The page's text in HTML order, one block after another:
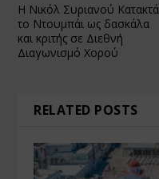
Η Νικόλ Συριανού Κατακτά
το Ντουμπάι ως δασκάλα
και κριτής σε Διεθνή
Διαγωνισμό Χορού
RELATED POSTS